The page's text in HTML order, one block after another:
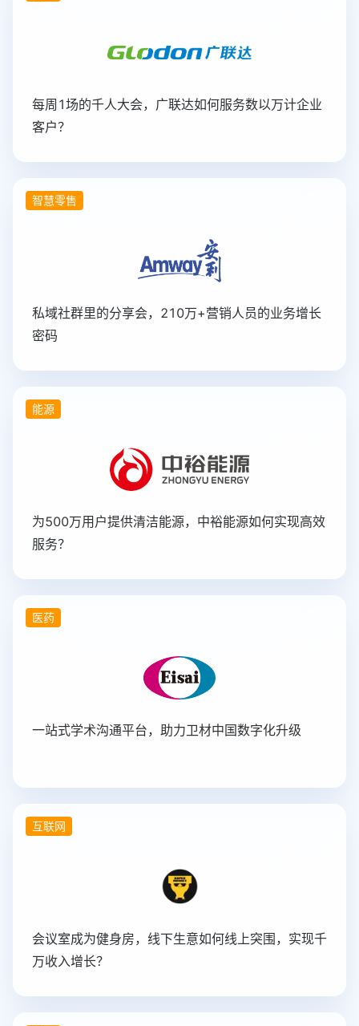
每周1场的千人大会，广联达如何服务数以万计企业
客户？
智慧零售
私域社群里的分享会，210万+营销人员的业务增长
密码
能源
为500万用户提供清洁能源，中裕能源如何实现高效
服务？
医药
一站式学术沟通平台，助力卫材中国数字化升级
互联网
会议室成为健身房，线下生意如何线上突围，实现千
万收入增长？